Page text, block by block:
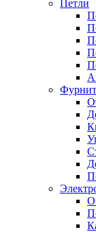
Петли